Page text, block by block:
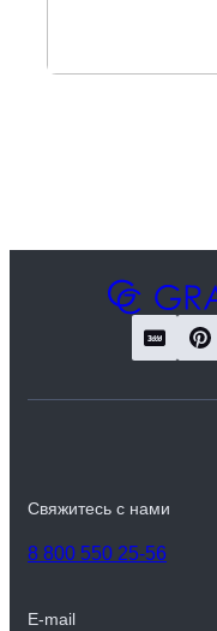
Свяжитесь с нами
8 800 550 25-56
E-mail